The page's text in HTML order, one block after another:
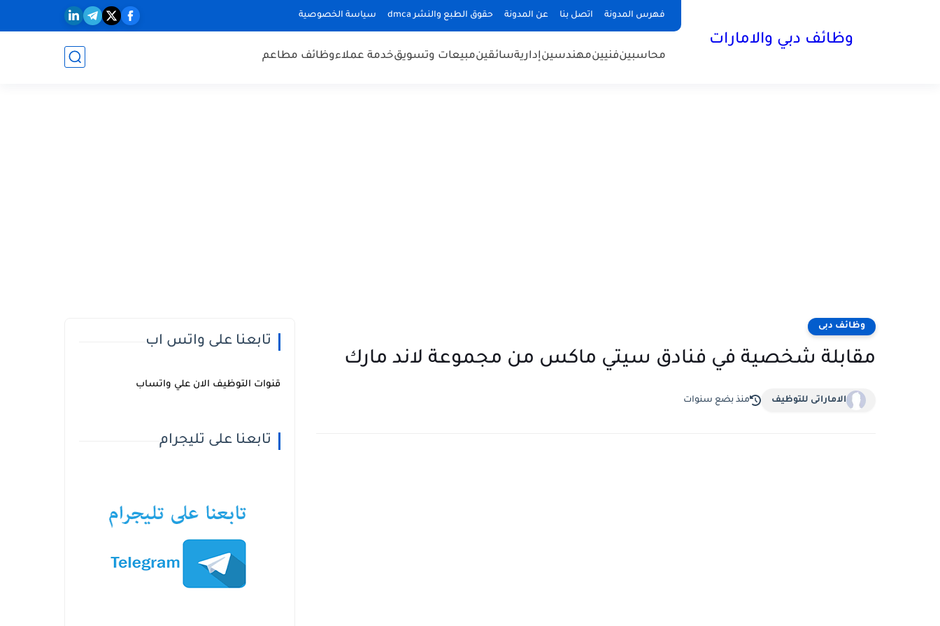
فهرس المدونة اتصل بنا عن المدونة حقوق الطبع والنشر dmca سياسة الخصوصية
وظائف دبي والامارات
محاسبينفنيينمهندسينإداريةسائقينمبيعات وتسويقخدمة عملاءوظائف مطاعم
وظائف دبى
مقابلة شخصية في فنادق سيتي ماكس من مجموعة لاند مارك
الاماراتى للتوظيف منذ بضع سنوات
تابعنا على واتس اب
قنوات التوظيف الان علي واتساب
تابعنا على تليجرام